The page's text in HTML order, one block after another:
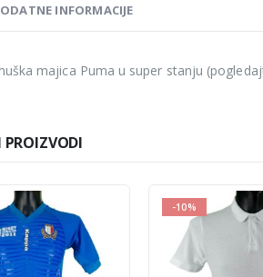
INFORMACIJE
majica Puma u super stanju
PROIZVODI